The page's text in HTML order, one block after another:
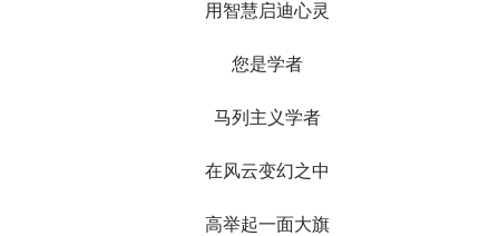
用智慧启迪心灵
您是学者
马列主义学者
在风云变幻之中
高举起一面大旗